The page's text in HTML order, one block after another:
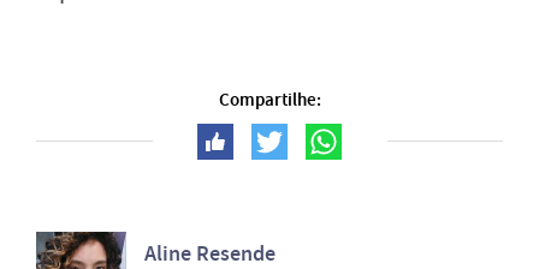
Compartilhe:
Aline Resende